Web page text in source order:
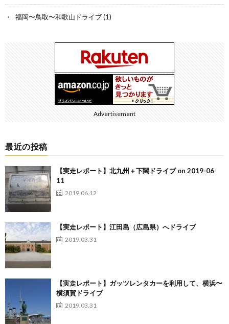
福岡〜鳥取〜和歌山ドライブ(1)
Advertisement
最近の投稿
【実走レポート】北九州＋下関ドライブ on 2019-06-
11
2019.06.12
【実走レポート】江田島（広島県）へドライブ
2019.03.31
【実走レポート】ガッツレンタカーを利用して、横浜〜
横須賀ドライブ
2019.03.31